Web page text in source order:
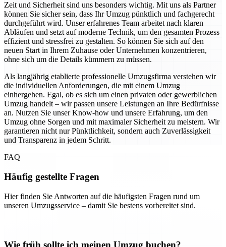
Zeit und Sicherheit sind uns besonders wichtig. Mit uns als Partner
können Sie sicher sein, dass Ihr Umzug pünktlich und fachgerecht
durchgeführt wird. Unser erfahrenes Team arbeitet nach klaren
Abläufen und setzt auf moderne Technik, um den gesamten Prozess
effizient und stressfrei zu gestalten. So können Sie sich auf den
neuen Start in Ihrem Zuhause oder Unternehmen konzentrieren,
ohne sich um die Details kümmern zu müssen.
Als langjährig etablierte professionelle Umzugsfirma verstehen wir
die individuellen Anforderungen, die mit einem Umzug
einhergehen. Egal, ob es sich um einen privaten oder gewerblichen
Umzug handelt – wir passen unsere Leistungen an Ihre Bedürfnisse
an. Nutzen Sie unser Know-how und unsere Erfahrung, um den
Umzug ohne Sorgen und mit maximaler Sicherheit zu meistern. Wir
garantieren nicht nur Pünktlichkeit, sondern auch Zuverlässigkeit
und Transparenz in jedem Schritt.
FAQ
Häufig gestellte Fragen
Hier finden Sie Antworten auf die häufigsten Fragen rund um
unseren Umzugsservice – damit Sie bestens vorbereitet sind.
Wie früh sollte ich meinen Umzug buchen?